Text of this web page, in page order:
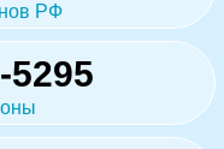
РФ
5295